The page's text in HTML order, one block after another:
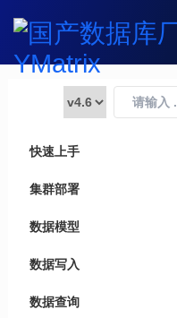
快速上手
集群部署
数据模型
数据写入
数据查询